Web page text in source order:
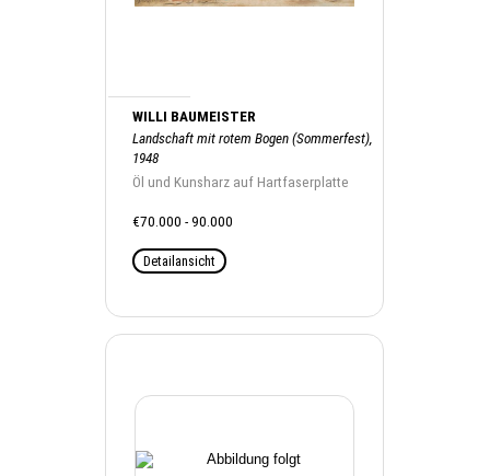
WILLI BAUMEISTER
Landschaft mit rotem Bogen (Sommerfest),
1948
Öl und Kunsharz auf Hartfaserplatte
€70.000 - 90.000
Detailansicht